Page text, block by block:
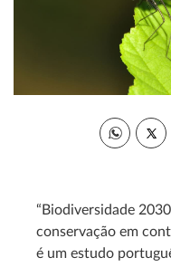
“Biodiversidade
conservação em
é um estudo